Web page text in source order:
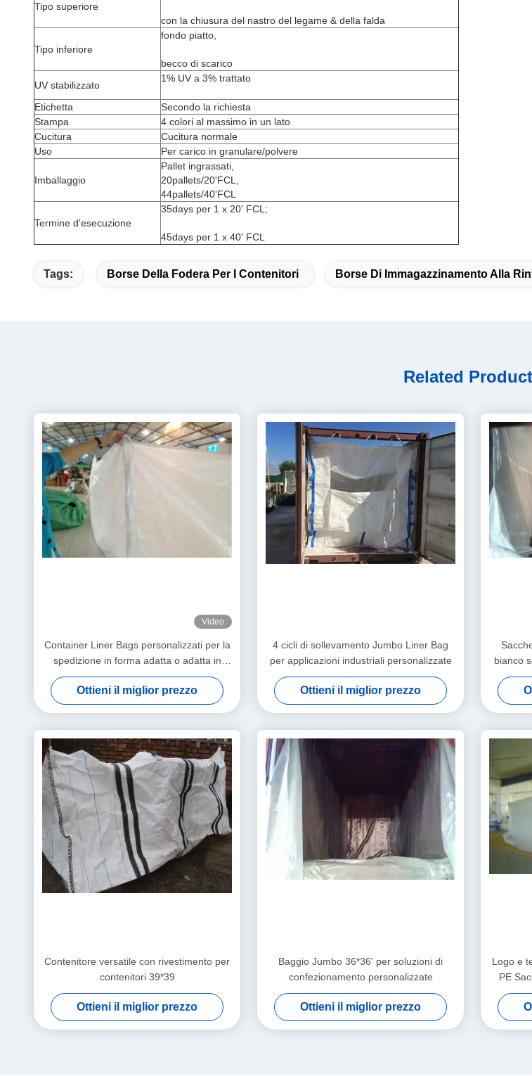
Tipo superiore
con la chiusura del nastro del legame & della falda
Tipo inferiore
fondo piatto,
becco di scarico
UV stabilizzato
1% UV a 3% trattato
Etichetta
Secondo la richiesta
Stampa
4 colori al massimo in un lato
Cucitura
Cucitura normale
Uso
Per carico in granulare/polvere
Imballaggio
Pallet ingrassati,
20pallets/20'FCL,
44pallets/40'FCL
Termine d'esecuzione
35days per 1 x 20' FCL;
45days per 1 x 40' FCL
Tags: Borse Della Fodera Per I Contenitori Borse Di Immagazzinamento Alla
Related
Video
Container Liner Bags personalizzati per la
spedizione in forma adatta o adatta in
modo sciolto Tipo di container e 5 1
rapporto di sicurezza
Ottieni il miglior prezzo
4 cicli di sollevamento Jumbo Liner Bag
per applicazioni industriali personalizzate
Ottieni il miglior prezzo
bianco
per la
Contenitore versatile con rivestimento per
contenitori 39*39
Ottieni il miglior prezzo
Baggio Jumbo 36*36' per soluzioni di
confezionamento personalizzate
Ottieni il miglior prezzo
Logo e
PE